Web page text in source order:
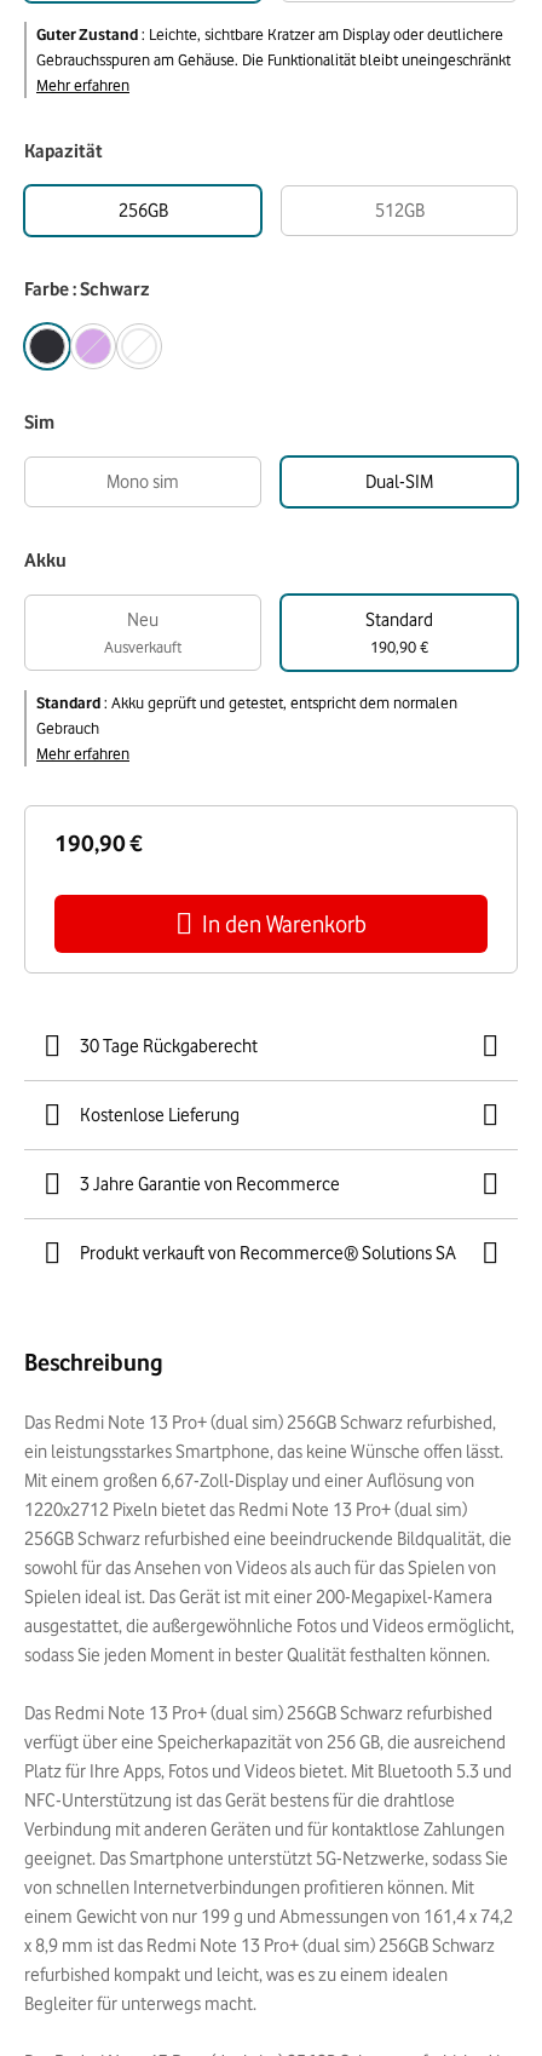
190,90 €
In den Warenkorb
Guter Zustand: Leichte, sichtbare Kratzer am Display oder deutlichere
Gebrauchsspuren am Gehäuse. Die Funktionalität bleibt uneingeschränkt
Mehr erfahren
Kapazität
256GB 512GB
Farbe : Schwarz
Sim
Mono sim Dual-SIM
Akku
Neu
Ausverkauft
Standard
190,90 €
Standard: Akku geprüft und getestet, entspricht dem normalen
Gebrauch
Mehr erfahren
30 Tage Rückgaberecht
Kostenlose Lieferung
3 Jahre Garantie von Recommerce
Produkt verkauft von Recommerce® Solutions SA
Beschreibung
Das Redmi Note 13 Pro+ (dual sim) 256GB Schwarz refurbished,
ein leistungsstarkes Smartphone, das keine Wünsche offen lässt.
Mit einem großen 6,67-Zoll-Display und einer Auflösung von
1220x2712 Pixeln bietet das Redmi Note 13 Pro+ (dual sim)
256GB Schwarz refurbished eine beeindruckende Bildqualität, die
sowohl für das Ansehen von Videos als auch für das Spielen von
Spielen ideal ist. Das Gerät ist mit einer 200-Megapixel-Kamera
ausgestattet, die außergewöhnliche Fotos und Videos ermöglicht,
sodass Sie jeden Moment in bester Qualität festhalten können.
Das Redmi Note 13 Pro+ (dual sim) 256GB Schwarz refurbished
verfügt über eine Speicherkapazität von 256 GB, die ausreichend
Platz für Ihre Apps, Fotos und Videos bietet. Mit Bluetooth 5.3 und
NFC-Unterstützung ist das Gerät bestens für die drahtlose
Verbindung mit anderen Geräten und für kontaktlose Zahlungen
geeignet. Das Smartphone unterstützt 5G-Netzwerke, sodass Sie
von schnellen Internetverbindungen profitieren können. Mit
einem Gewicht von nur 199 g und Abmessungen von 161,4 x 74,2
x 8,9 mm ist das Redmi Note 13 Pro+ (dual sim) 256GB Schwarz
refurbished kompakt und leicht, was es zu einem idealen
Begleiter für unterwegs macht.